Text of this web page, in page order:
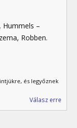
Hummels –
Robben.
és legyőznek
Válasz erre